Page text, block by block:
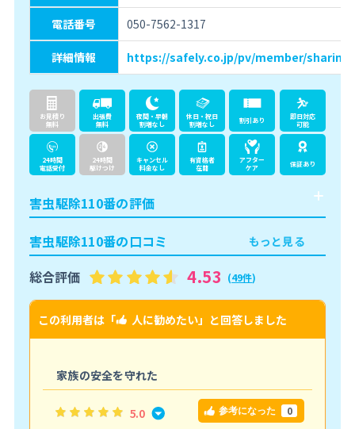
電話番号 050-7562-1317
詳細情報 https://safely.co.jp/pv/member/
お見積り
無料
出張費
無料
夜間・早朝
割増なし
休日・祝日
割増なし
割引あり
即日対応
可能
24時間
電話受付
24時間
駆けつけ
キャンセル
料金なし
有資格者
在籍
アフター
ケア
保証あり
害虫駆除110番の評価
害虫駆除110番の口コミ
もっと見る
総合評価 4.53 (49件)
この利用者は「 人に勧めたい」と回答しました
家族の安全を守れた
5.0 参考になった 0